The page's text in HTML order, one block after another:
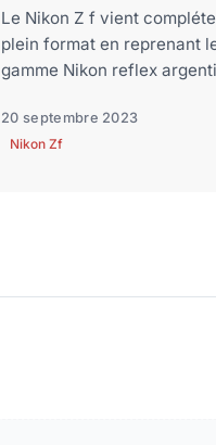
Le Nikon Z f vient
plein format en reprenant
gamme Nikon reflex
20 septembre 2023
Nikon Zf